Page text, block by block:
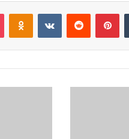
بينتيريست